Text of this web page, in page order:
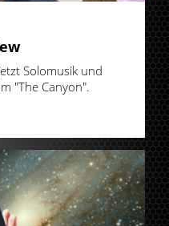
Solomusik und
"The Canyon".